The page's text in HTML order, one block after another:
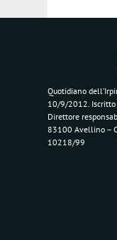
Quotidiano
10/9/2012. Iscritto
Direttore
83100 Avellino –
10218/99